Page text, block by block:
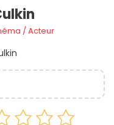
/Acteur